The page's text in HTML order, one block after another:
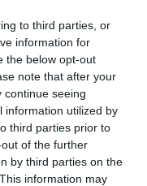
to third parties, or
information for
the below opt-out
note that after your
continue seeing
information utilized by
third parties prior to
of the further
by third parties on the
information may